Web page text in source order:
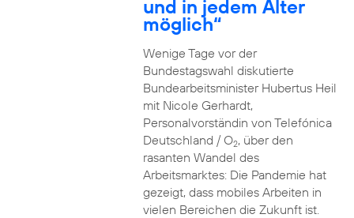
und in jedem Alter
möglich“
Wenige Tage vor der
Bundestagswahl diskutierte
Bundearbeitsminister Hubertus Heil
mit Nicole Gerhardt,
Personalvorständin von Telefónica
Deutschland / O2, über den
rasanten Wandel des
Arbeitsmarktes: Die Pandemie hat
gezeigt, dass mobiles Arbeiten in
vielen Bereichen die Zukunft ist.